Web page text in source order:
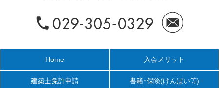
Home 入会メリット
建築士免許申請 書籍･保険(けんばい等)